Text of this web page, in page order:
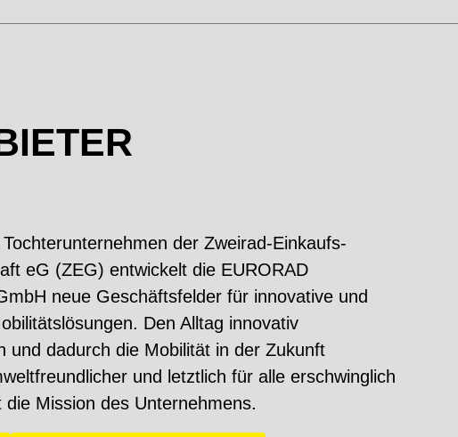
der Zweirad-Einkaufs-
eG (ZEG) entwickelt die EURORAD
neue Geschäftsfelder für innovative und
Den Alltag innovativ
und dadurch die Mobilität in der Zukunft
und letztlich für alle erschwinglich
die Mission des Unternehmens.